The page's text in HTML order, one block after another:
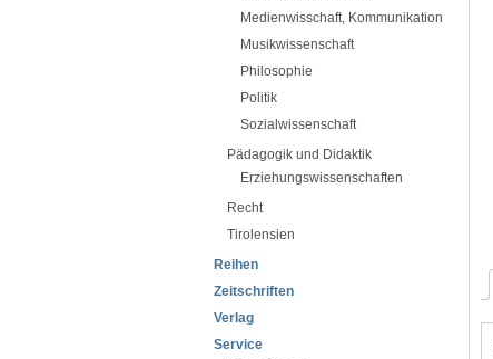
Medienwisschaft, Kommunikation
Musikwissenschaft
Philosophie
Politik
Sozialwissenschaft
Pädagogik und Didaktik
Erziehungswissenschaften
Recht
Tirolensien
Reihen
Zeitschriften
Verlag
Service